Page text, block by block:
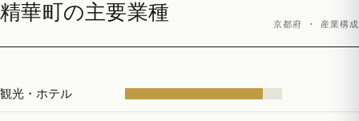
精華町の主要業種
京都府 · 産業構成
観光・ホテル